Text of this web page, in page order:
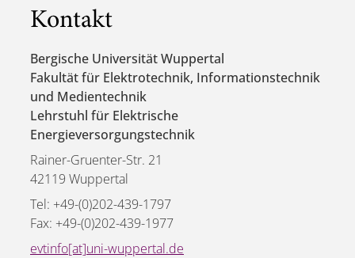
Kontakt
Bergische Universität Wuppertal
Fakultät für Elektrotechnik, Informationstechnik
und Medientechnik
Lehrstuhl für Elektrische
Energieversorgungstechnik
Rainer-Gruenter-Str. 21
42119 Wuppertal
Tel: +49-(0)202-439-1797
Fax: +49-(0)202-439-1977
evtinfo[at]uni-wuppertal.de